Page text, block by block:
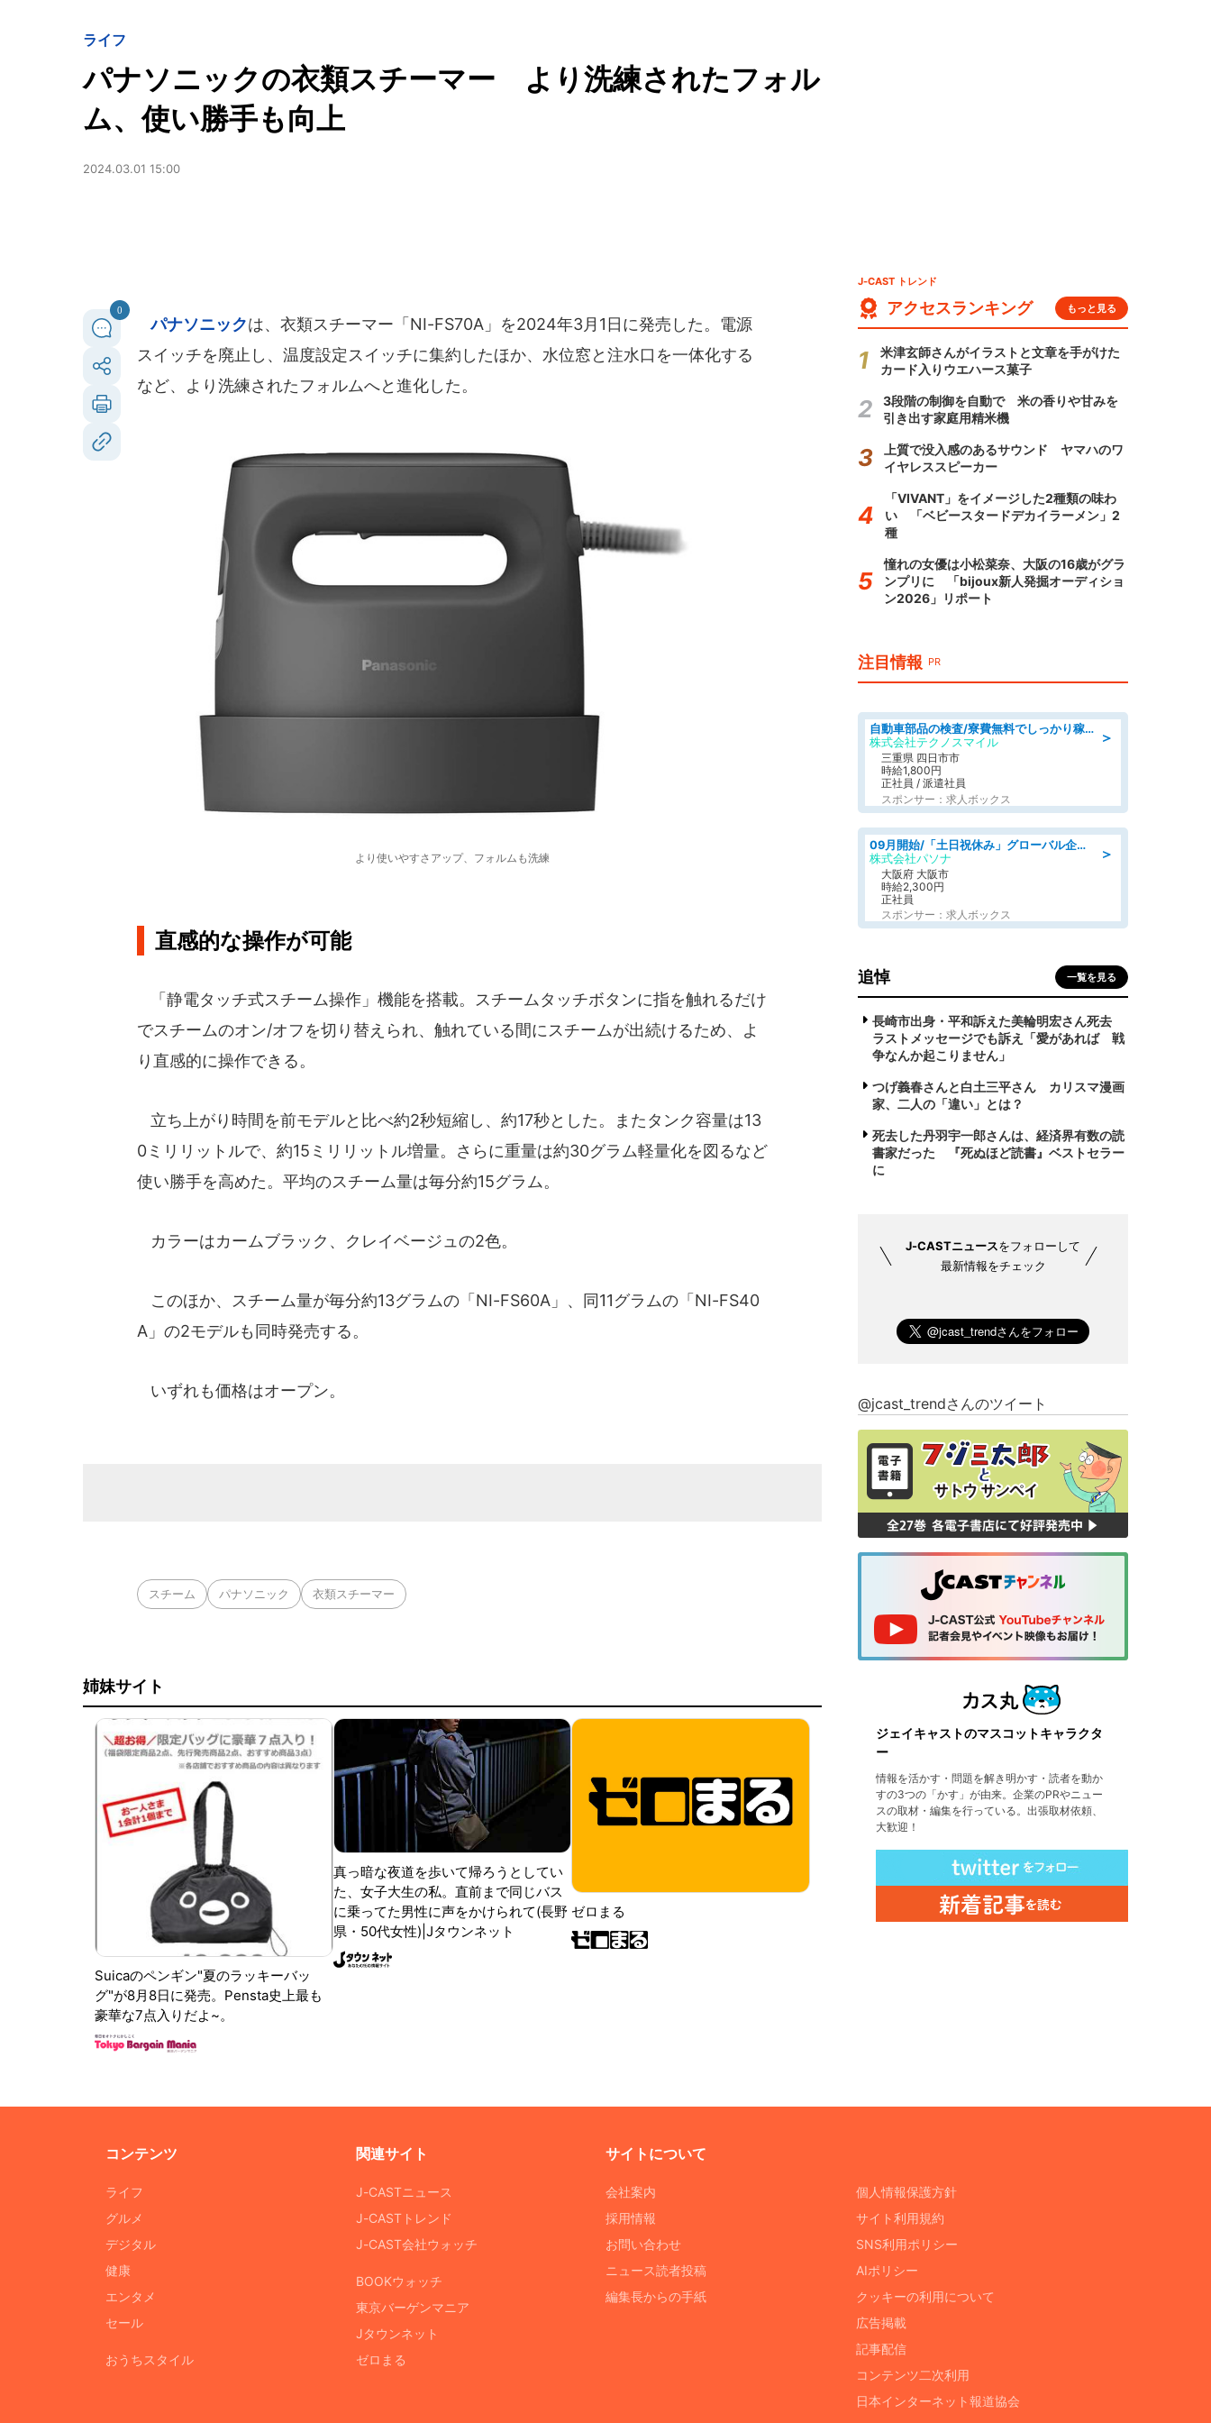
ライフ
パナソニックの衣類スチーマー より洗練されたフォル
ム、使い勝手も向上
2024.03.01 15:00
0
パナソニックは、衣類スチーマー「NI-FS70A」を2024年3月1日に発売した。電源
スイッチを廃止し、温度設定スイッチに集約したほか、水位窓と注水口を一体化する
など、より洗練されたフォルムへと進化した。
より使いやすさアップ、フォルムも洗練
直感的な操作が可能
「静電タッチ式スチーム操作」機能を搭載。スチームタッチボタンに指を触れるだけ
でスチームのオン/オフを切り替えられ、触れている間にスチームが出続けるため、よ
り直感的に操作できる。
立ち上がり時間を前モデルと比べ約2秒短縮し、約17秒とした。またタンク容量は13
0ミリリットルで、約15ミリリットル増量。さらに重量は約30グラム軽量化を図るなど
使い勝手を高めた。平均のスチーム量は毎分約15グラム。
カラーはカームブラック、クレイベージュの2色。
このほか、スチーム量が毎分約13グラムの「NI-FS60A」、同11グラムの「NI-FS40
A」の2モデルも同時発売する。
いずれも価格はオープン。
スチーム パナソニック 衣類スチーマー
姉妹サイト
Suicaのペンギン"夏のラッキーバッ
グ"が8月8日に発売。Pensta史上最も
豪華な7点入りだよ~。
真っ暗な夜道を歩いて帰ろうとしてい
た、女子大生の私。直前まで同じバス
に乗ってた男性に声をかけられて(長野
県・50代女性)|Jタウンネット
ゼロまる
J-CAST トレンド
アクセスランキング もっと見る
米津玄師さんがイラストと文章を手がけた
カード入りウエハース菓子
3段階の制御を自動で 米の香りや甘みを
引き出す家庭用精米機
上質で没入感のあるサウンド ヤマハのワ
イヤレススピーカー
「VIVANT」をイメージした2種類の味わ
い 「ベビースタードデカイラーメン」2
種
憧れの女優は小松菜奈、大阪の16歳がグラ
ンプリに 「bijoux新人発掘オーディショ
ン2026」リポート
注目情報 PR
＞
自動車部品の検査/寮費無料でしっかり稼げる denso aichi
株式会社テクノスマイル
三重県 四日市市
時給1,800円
正社員 / 派遣社員
スポンサー：求人ボックス
＞
09月開始/「土日祝休み」グローバル企業での産業保健のお仕事/保健師/高時給/残業なし/服装自由
株式会社パソナ
大阪府 大阪市
時給2,300円
正社員
スポンサー：求人ボックス
追悼 一覧を見る
長崎市出身・平和訴えた美輪明宏さん死去
ラストメッセージでも訴え「愛があれば 戦
争なんか起こりません」
つげ義春さんと白土三平さん カリスマ漫画
家、二人の「違い」とは？
死去した丹羽宇一郎さんは、経済界有数の読
書家だった 『死ぬほど読書』ベストセラー
に
J-CASTニュースをフォローして
最新情報をチェック
@jcast_trendさんのツイート
ジェイキャストのマスコットキャラクタ
ー
情報を活かす・問題を解き明かす・読者を動か
すの3つの「かす」が由来。企業のPRやニュー
スの取材・編集を行っている。出張取材依頼、
大歓迎！
コンテンツ
ライフ
グルメ
デジタル
健康
エンタメ
セール
おうちスタイル
関連サイト
J-CASTニュース
J-CASTトレンド
J-CAST会社ウォッチ
BOOKウォッチ
東京バーゲンマニア
Jタウンネット
ゼロまる
サイトについて
会社案内
採用情報
お問い合わせ
ニュース読者投稿
編集長からの手紙
個人情報保護方針
サイト利用規約
SNS利用ポリシー
AIポリシー
クッキーの利用について
広告掲載
記事配信
コンテンツ二次利用
日本インターネット報道協会